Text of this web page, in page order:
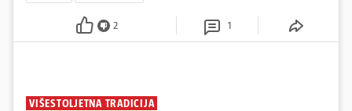
2 1
VIŠESTOLJETNA TRADICIJA